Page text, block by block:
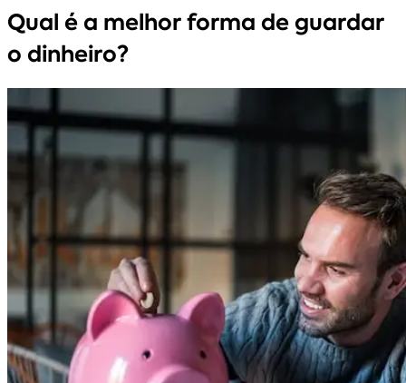
Qual é a melhor forma de guardar
o dinheiro?